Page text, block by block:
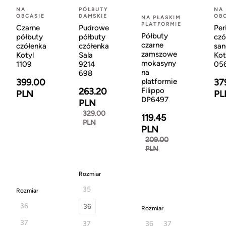
NA
OBCASIE
Czarne
półbuty
czółenka
Kotyl
1109
399.00
PLN
Rozmiar
36
37
PÓŁBUTY
DAMSKIE
Pudrowe
półbuty
czółenka
Sala
9214
698
263.20
PLN
329.00
PLN
Rozmiar
35
36
37
NA PŁASKIM
PLATFORMIE
Półbuty
czarne
zamszowe
mokasyny
na
platformie
Filippo
DP6497
119.45
PLN
209.00
PLN
Rozmiar
36
37
NA